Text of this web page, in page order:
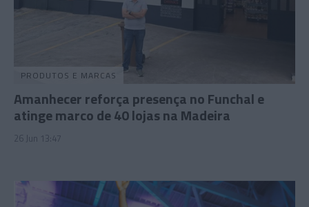
PRODUTOS E MARCAS
Amanhecer reforça presença no Funchal e
atinge marco de 40 lojas na Madeira
26 Jun 13:47